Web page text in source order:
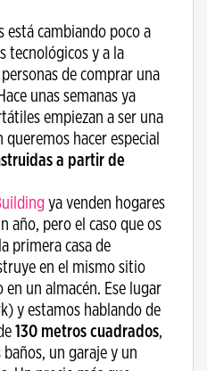
está cambiando poco a
tecnológicos y a la
de comprar una
unas semanas ya
empiezan a ser una
hacer especial
a partir de
ya venden hogares
año, pero el caso que os
primera casa de
en el mismo sitio
un almacén. Ese lugar
y estamos hablando de
130 metros cuadrados,
un garaje y un